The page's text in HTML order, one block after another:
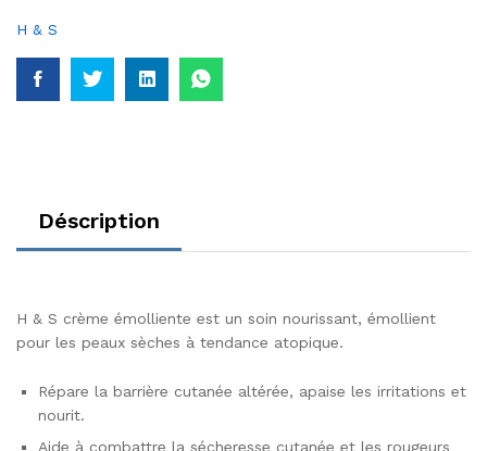
H & S
Déscription
H & S crème émolliente est un soin nourissant, émollient
pour les peaux sèches à tendance atopique.
Répare la barrière cutanée altérée, apaise les irritations et
nourit.
Aide à combattre la sécheresse cutanée et les rougeurs